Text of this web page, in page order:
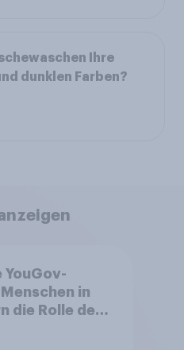
Ihre
dunklen Farben?
YouGov-
in
die Rolle der